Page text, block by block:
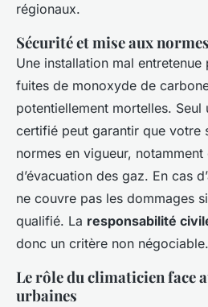
régionaux.
Sécurité et mise aux
Une installation mal entretenue
fuites de monoxyde de
potentiellement mortelles. Seul
certifié peut garantir que votre
normes en vigueur, notamment
d’évacuation des gaz. En cas
ne couvre pas les dommages si
qualifié. La responsabilité
donc un critère non négociable.
Le rôle du climaticien face
urbaines